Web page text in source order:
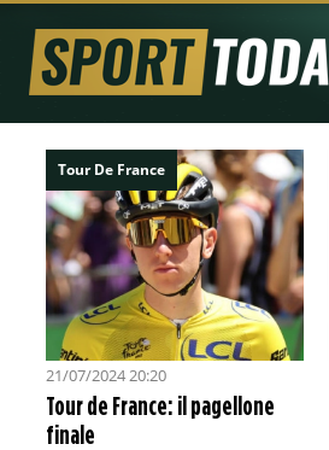
Tour De France
21/07/2024 20:20
Tour de France: il pagellone
finale